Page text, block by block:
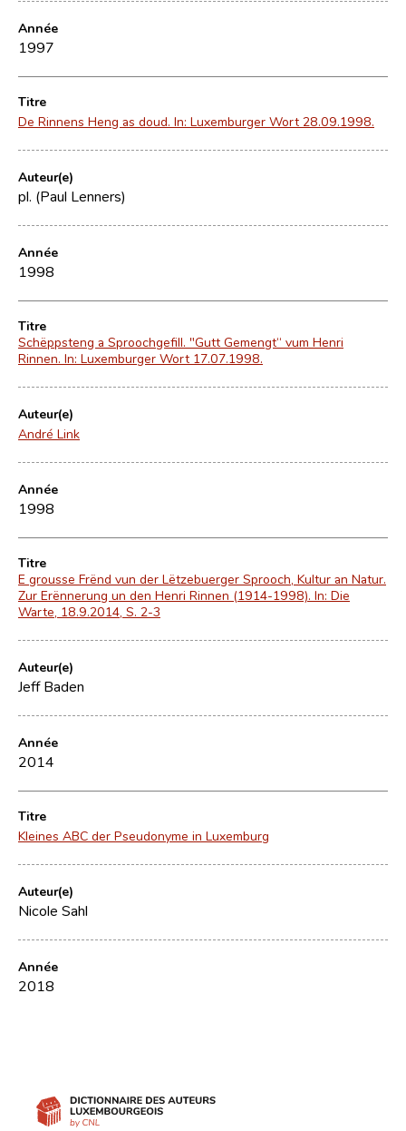
Année
1997
Titre
De Rinnens Heng as doud. In: Luxemburger Wort 28.09.1998.
Auteur(e)
pl. (Paul Lenners)
Année
1998
Titre
Schëppsteng a Sproochgefill. "Gutt Gemengt“ vum Henri
Rinnen. In: Luxemburger Wort 17.07.1998.
Auteur(e)
André Link
Année
1998
Titre
E grousse Frënd vun der Lëtzebuerger Sprooch, Kultur an Natur.
Zur Erënnerung un den Henri Rinnen (1914-1998). In: Die
Warte, 18.9.2014, S. 2-3
Auteur(e)
Jeff Baden
Année
2014
Titre
Kleines ABC der Pseudonyme in Luxemburg
Auteur(e)
Nicole Sahl
Année
2018